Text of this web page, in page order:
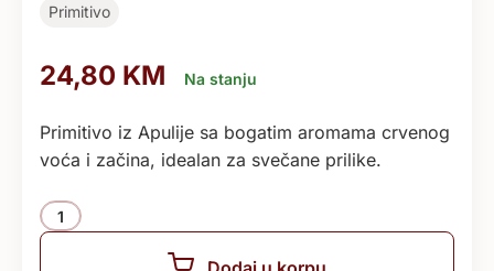
Primitivo
24,80 KM Na stanju
Primitivo iz Apulije sa bogatim aromama crvenog
voća i začina, idealan za svečane prilike.
Količina